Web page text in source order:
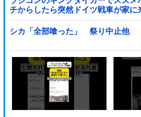
チからしたら突然ドイツ戦車が家に
の反応】
シカ「全部喰った」 祭り中止他